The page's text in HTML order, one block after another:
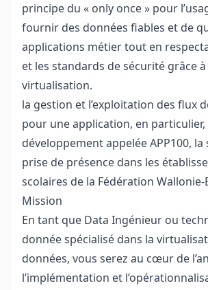
principe du « only once » pour
fournir des données fiables et de
applications métier tout en
et les standards de sécurité grâce
virtualisation.
la gestion et l’exploitation des flux
pour une application, en
développement appelée APP100,
prise de présence dans les
scolaires de la Fédération Wallonie-
Mission
En tant que Data Ingénieur ou
donnée spécialisé dans la
données, vous serez au cœur de
l’implémentation et